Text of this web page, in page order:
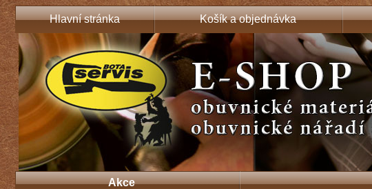
Hlavní stránka Košík a objednávka
Akce